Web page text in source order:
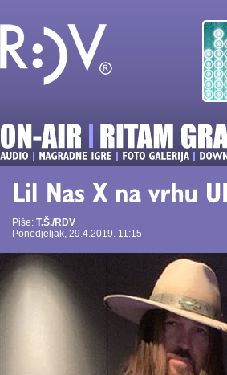
Piše: T.Š./RDV
Ponedjeljak, 29.4.2019. 11:15